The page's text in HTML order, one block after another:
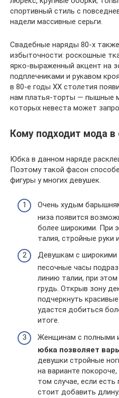
спортивный стиль с
надели массивные серьги.
Свадебные наряды 80-х
избыточности: роскошные
ярко-выраженный акцент на
подплечниками и рукавом
в 80-е годы XX столетия
нам платья-торты — пышные
которых невеста может
Кому подходит мода в
Юбка в данном наряде
Поэтому такой фасон
фигуры у многих девушек.
Очень худым
низа появится
более широкими. При
талия, стройные руки
Девушкам с широкими
песочные часы
линию талии, при
грудь. Открыв зону
подчеркнуть
удастся добиться
итоге.
Женщинам с полными
юбка позволяет
девушки стройные
на варианте
том случае, если
стоит добавить длину.